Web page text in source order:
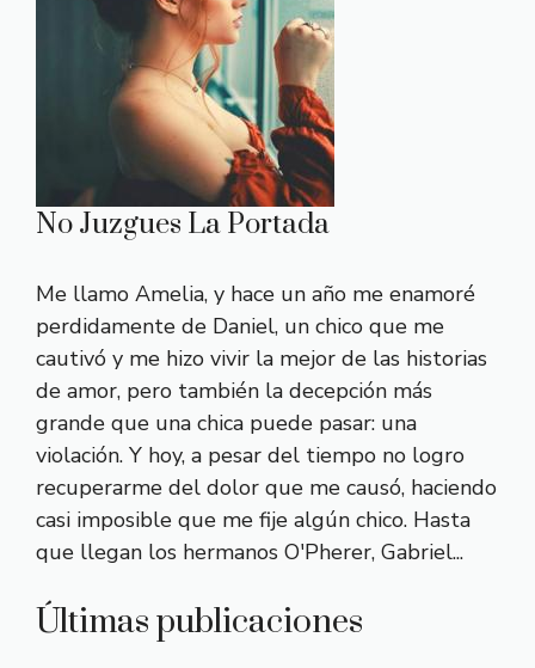
No Juzgues La Portada
Me llamo Amelia, y hace un año me enamoré
perdidamente de Daniel, un chico que me
cautivó y me hizo vivir la mejor de las historias
de amor, pero también la decepción más
grande que una chica puede pasar: una
violación. Y hoy, a pesar del tiempo no logro
recuperarme del dolor que me causó, haciendo
casi imposible que me fije algún chico. Hasta
que llegan los hermanos O'Pherer, Gabriel...
Últimas publicaciones